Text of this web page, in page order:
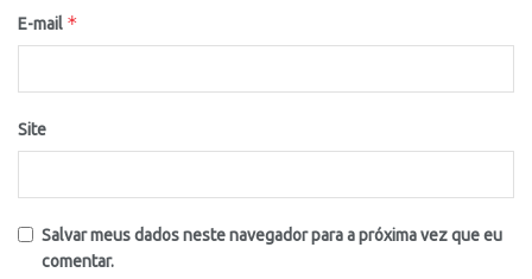
E-mail *
Site
Salvar meus dados neste navegador para a próxima vez que eu
comentar.